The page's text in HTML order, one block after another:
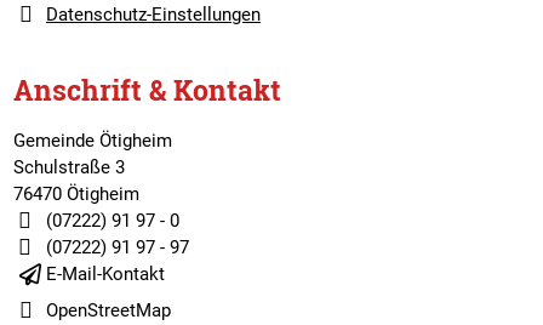
Datenschutz-Einstellungen
Anschrift & Kontakt
Gemeinde Ötigheim
Schulstraße 3
76470 Ötigheim
(07222) 91 97 - 0
(07222) 91 97 - 97
E-Mail-Kontakt
OpenStreetMap